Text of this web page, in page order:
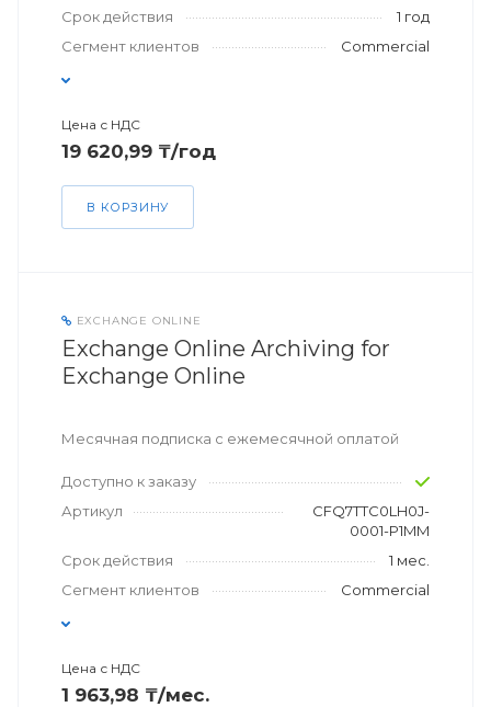
Срок действия
1 год
Сегмент клиентов
Commercial
Цена с НДС
19 620,99 ₸/год
В КОРЗИНУ
EXCHANGE ONLINE
Exchange Online Archiving for
Exchange Online
Месячная подписка с ежемесячной оплатой
Доступно к заказу
Артикул
CFQ7TTC0LH0J-
0001-P1MM
Срок действия
1 мес.
Сегмент клиентов
Commercial
Цена с НДС
1 963,98 ₸/мес.